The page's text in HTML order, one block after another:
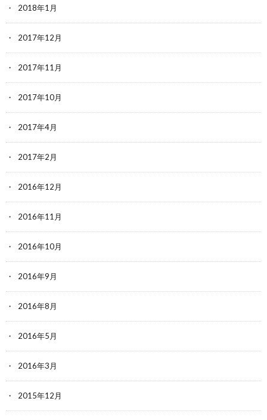
2018年1月
2017年12月
2017年11月
2017年10月
2017年4月
2017年2月
2016年12月
2016年11月
2016年10月
2016年9月
2016年8月
2016年5月
2016年3月
2015年12月